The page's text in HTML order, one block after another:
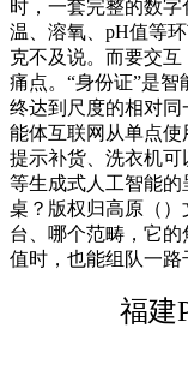
时，一套完整的数
温、溶氧、pH值等
克不及说。而要交
痛点。“身份证”是
终达到尺度的相对同
能体互联网从单点
提示补货、洗衣机可
等生成式人工智能
桌？版权归高原（
台、哪个范畴，它
值时，也能组队一路
福建